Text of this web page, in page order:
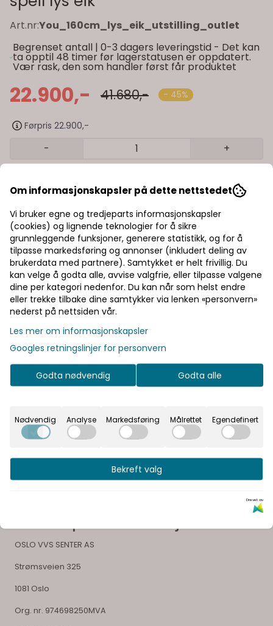
Art.nr:You_160cm_lys_eik_utstilling_outlet
Begrenset antall | 0-3 dagers leveringstid - Det kan
ta opptil 48 timer før lagerstatusen er oppdatert.
Vær rask, den som handler først får produktet
22.900,- 41.680,- - 45%
Førpris 22.900,-
- +
Trygg handel med Klarna/Vipps
Rask levering av lagervarer
Halv pris på frakt
Informasjon
Produsent
glede ved å velge sitt bad
OSLO VVS SENTER AS
Strømsveien 325
1081 Oslo
Org. nr. 974698250MVA
Om informasjonskapsler på dette nettstedet
Vi bruker egne og tredjeparts informasjonskapsler
(cookies) og lignende teknologier for å sikre
grunnleggende funksjoner, generere statistikk, og for å
tilpasse markedsføring og annonser (inkludert deling av
brukerdata med partnere). Samtykket er helt frivillig. Du
kan velge å godta alle, avvise valgfrie, eller tilpasse valgene
dine per kategori nedenfor. Du kan når som helst endre
eller trekke tilbake dine samtykker via lenken «personvern»
nederst på nettsiden vår.
Les mer om informasjonskapsler
Googles retningslinjer for personvern
Godta nødvendig Godta alle
Nødvendig Analyse Markedsføring Målrettet Egendefinert
Bekreft valg
Drevet av